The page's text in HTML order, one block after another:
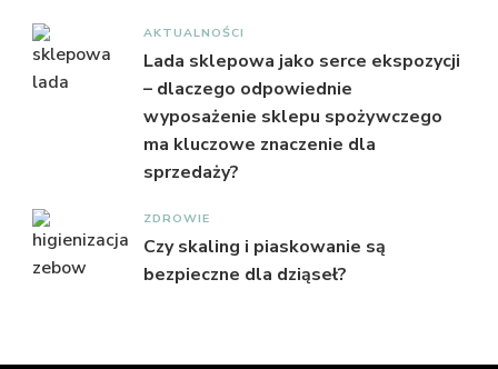
AKTUALNOŚCI
Lada sklepowa jako serce ekspozycji
– dlaczego odpowiednie
wyposażenie sklepu spożywczego
ma kluczowe znaczenie dla
sprzedaży?
ZDROWIE
Czy skaling i piaskowanie są
bezpieczne dla dziąseł?